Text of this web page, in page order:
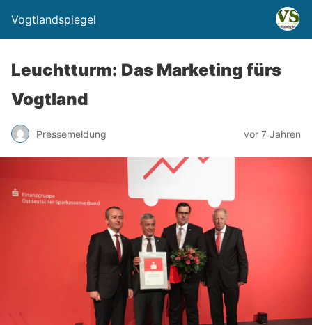
Vogtlandspiegel
Leuchtturm: Das Marketing fürs
Vogtland
Pressemeldung vor 7 Jahren